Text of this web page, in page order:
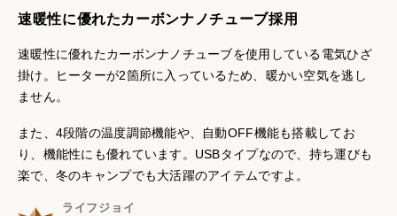
速暖性に優れたカーボンナノチューブ採用
速暖性に優れたカーボンナノチューブを使用している電気ひざ
掛け。ヒーターが2箇所に入っているため、暖かい空気を逃し
ません。
また、4段階の温度調節機能や、自動OFF機能も搭載してお
り、機能性にも優れています。USBタイプなので、持ち運びも
楽で、冬のキャンプでも大活躍のアイテムですよ。
ライフジョイ